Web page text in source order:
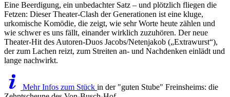
Eine Beerdigung, ein unbedachter Satz – und plötzlich fliegen die
Fetzen: Dieser Theater-Clash der Generationen ist eine kluge,
urkomische Komödie, die zeigt, wie sehr Worte heute zählen und
wie schwer es uns fällt, einander wirklich zuzuhören. Der neue
Theater-Hit des Autoren-Duos Jacobs/Netenjakob („Extrawurst“),
der zum Lachen reizt, zum Streiten an- und Nachdenken einlädt und
lange nachwirkt.
Mehr Infos zum Stück in der "guten Stube" Freinsheims: die